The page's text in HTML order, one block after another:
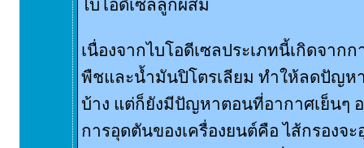
ไบโอดีเซลลูกผสม
เนื่องจากไบโอดีเซลประเภทนี้เกิดจาก
พืชและน้ำมันปิโตรเลียม ทำให้ลดปัญห
บ้าง แต่ก็ยังมีปัญหาตอนที่อากาศเย็นๆ
การอุดตันของเครื่องยนต์คือ ไส้กรองจ